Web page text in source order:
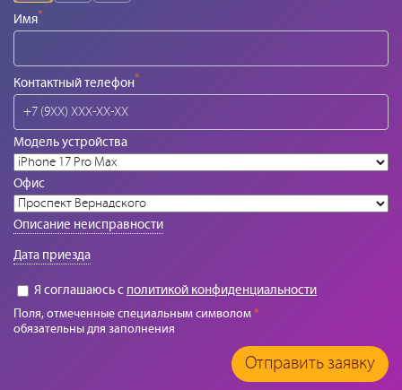
Имя*
Контактный телефон*
Модель устройства
Офис
Описание неисправности
Дата приезда
Я соглашаюсь с политикой конфиденциальности
Поля, отмеченные специальным символом*
обязательны для заполнения
Отправить заявку